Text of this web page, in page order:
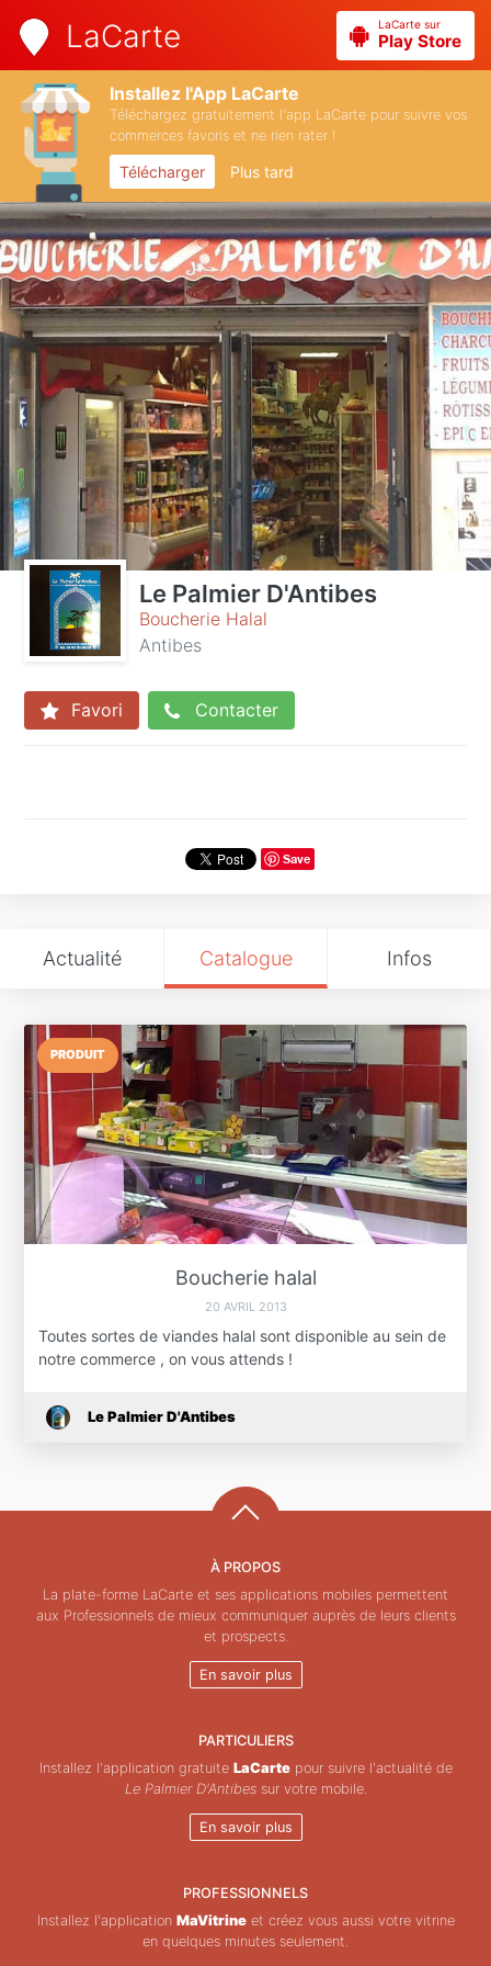
LaCarte LaCarte sur
Play Store
Installez l'App LaCarte
Téléchargez gratuitement l'app LaCarte pour suivre vos
commerces favoris et ne rien rater !
Télécharger Plus tard
Le Palmier D'Antibes
Boucherie Halal
Antibes
Favori Contacter
Save
Actualité Catalogue Infos
PRODUIT
Boucherie halal
20 AVRIL 2013
Toutes sortes de viandes halal sont disponible au sein de
notre commerce , on vous attends !
Le Palmier D'Antibes
À PROPOS
La plate-forme LaCarte et ses applications mobiles permettent
aux Professionnels de mieux communiquer auprès de leurs clients
et prospects.
En savoir plus
PARTICULIERS
Installez l'application gratuite LaCartepour suivre l'actualité de
Le Palmier D'Antibessur votre mobile.
En savoir plus
PROFESSIONNELS
Installez l'application MaVitrineet créez vous aussi votre vitrine
en quelques minutes seulement.